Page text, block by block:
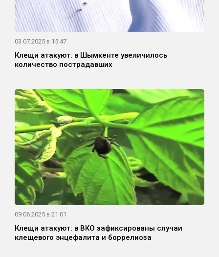
03.07.2025 в 15:47
Клещи атакуют: в Шымкенте увеличилось
количество пострадавших
09.06.2025 в 21:01
Клещи атакуют: в ВКО зафиксированы случаи
клещевого энцефалита и боррелиоза